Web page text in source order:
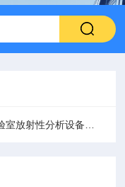
室放射性分析设备